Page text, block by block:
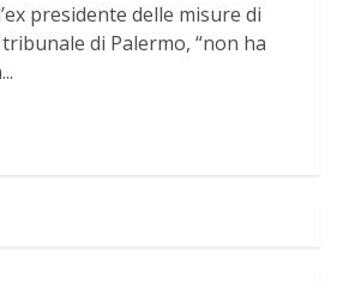
presidente delle misure di
di Palermo, “non ha